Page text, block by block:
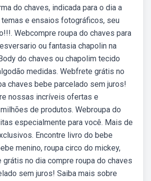
do chaves, indicada para o dia a
e ensaios fotográficos, seu
Webcompre roupa do chaves para
ou fantasia chapolin na
do chaves ou chapolim tecido
medidas. Webfrete grátis no
chaves bebe parcelado sem juros!
nossas incríveis ofertas e
de produtos. Webroupa do
especialmente para você. Mais de
Encontre livro do bebe
menino, roupa circo do mickey,
grátis no dia compre roupa do chaves
sem juros! Saiba mais sobre